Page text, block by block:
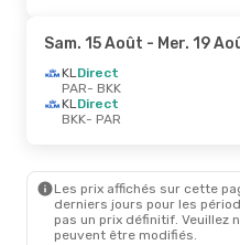
Sam. 15 Août - Mer. 19
KLDirect
PAR- BKK
KLDirect
BKK- PAR
Les prix affichés sur cette
derniers jours pour les
pas un prix définitif. Veuillez
peuvent être modifiés.